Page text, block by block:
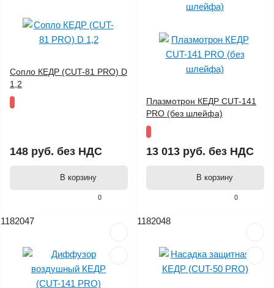
0
Сопло КЕДР (CUT-81 PRO) D
1,2
148 руб. без НДС
В корзину
0
Плазмотрон КЕДР CUT-141
PRO (без шлейфа)
13 013 руб. без НДС
В корзину
1182047 1182048